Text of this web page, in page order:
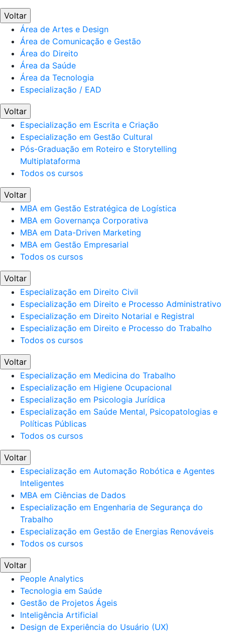
Voltar
Área de Artes e Design
Área de Comunicação e Gestão
Área do Direito
Área da Saúde
Área da Tecnologia
Especialização / EAD
Voltar
Especialização em Escrita e Criação
Especialização em Gestão Cultural
Pós-Graduação em Roteiro e Storytelling
Multiplataforma
Todos os cursos
Voltar
MBA em Gestão Estratégica de Logística
MBA em Governança Corporativa
MBA em Data-Driven Marketing
MBA em Gestão Empresarial
Todos os cursos
Voltar
Especialização em Direito Civil
Especialização em Direito e Processo Administrativo
Especialização em Direito Notarial e Registral
Especialização em Direito e Processo do Trabalho
Todos os cursos
Voltar
Especialização em Medicina do Trabalho
Especialização em Higiene Ocupacional
Especialização em Psicologia Jurídica
Especialização em Saúde Mental, Psicopatologias e
Políticas Públicas
Todos os cursos
Voltar
Especialização em Automação Robótica e Agentes
Inteligentes
MBA em Ciências de Dados
Especialização em Engenharia de Segurança do
Trabalho
Especialização em Gestão de Energias Renováveis
Todos os cursos
Voltar
People Analytics
Tecnologia em Saúde
Gestão de Projetos Ágeis
Inteligência Artificial
Design de Experiência do Usuário (UX)